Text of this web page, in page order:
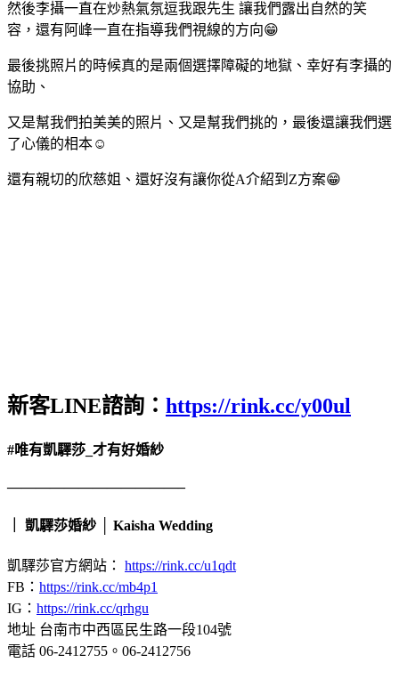
然後李攝一直在炒熱氣氛逗我跟先生 讓我們露出自然的笑
容，還有阿峰一直在指導我們視線的方向😁
最後挑照片的時候真的是兩個選擇障礙的地獄、幸好有李攝的
協助、
又是幫我們拍美美的照片、又是幫我們挑的，最後還讓我們選
了心儀的相本☺️
還有親切的欣慈姐、還好沒有讓你從A介紹到Z方案😁
新客LINE諮詢： https://rink.cc/y00ul
#唯有凱驛莎_才有好婚紗
————————————–
｜ 凱驛莎婚紗 │ Kaisha Wedding
凱驛莎官方網站： https://rink.cc/u1qdt
FB： https://rink.cc/mb4p1
IG： https://rink.cc/qrhgu
地址 台南市中西區民生路一段104號
電話 06-2412755。06-2412756